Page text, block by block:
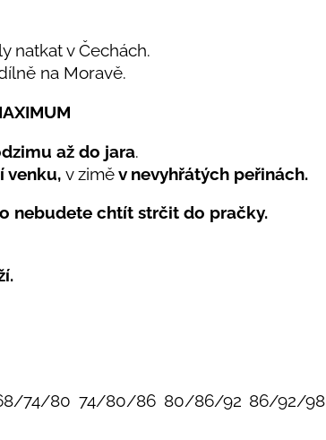
natkat v Čechách.
na Moravě.
až do jara.
venku, v ziměv nevyhřátých peřinách.
nebudete chtít strčit do pračky.
74/80 74/80/86 80/86/92 86/92/98